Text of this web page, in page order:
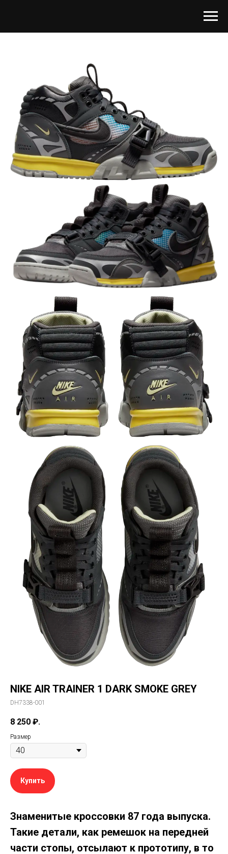
NIKE AIR TRAINER 1 DARK SMOKE GREY
DH7338-001
8 250 ₽.
Размер
Купить
Знаменитые кроссовки 87 года выпуска.
Такие детали, как ремешок на передней
части стопы, отсылают к прототипу, в то